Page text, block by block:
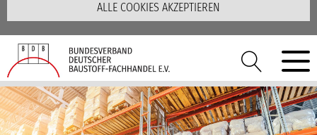
ALLE COOKIES AKZEPTIEREN